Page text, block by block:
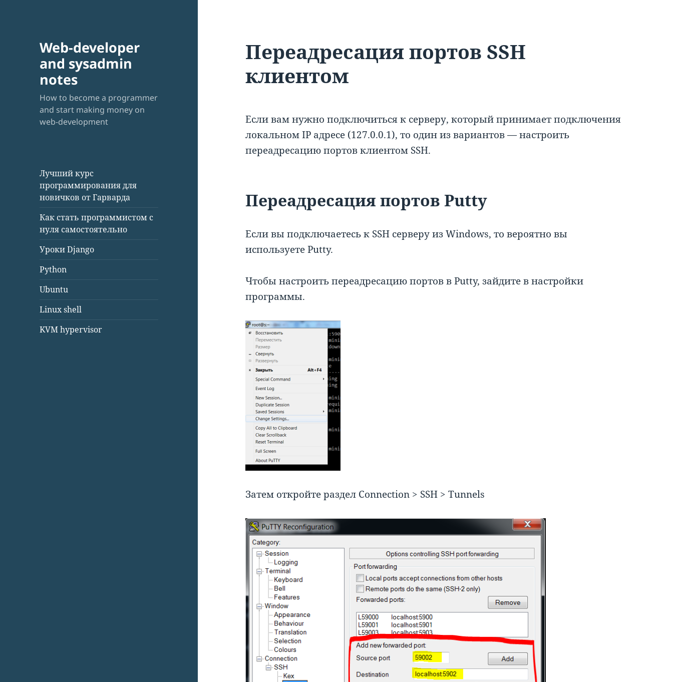
Web-developer
and sysadmin
notes
How to become a programmer
and start making money on
web-development
Лучший курс
программирования для
новичков от Гарварда
Как стать программистом с
нуля самостоятельно
Уроки Django
Python
Ubuntu
Linux shell
KVM hypervisor
Переадресация портов SSH
клиентом
Если вам нужно подключиться к серверу, который принимает подключения
локальном IP адресе (127.0.0.1), то один из вариантов — настроить
переадресацию портов клиентом SSH.
Переадресация портов Putty
Если вы подключаетесь к SSH серверу из Windows, то вероятно вы
используете Putty.
Чтобы настроить переадресацию портов в Putty, зайдите в настройки
программы.
Затем откройте раздел Connection > SSH > Tunnels